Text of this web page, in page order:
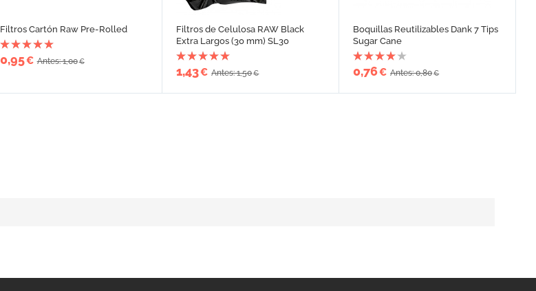
Filtros Cartón Raw Pre-Rolled
0,95€ Antes: 1,00€
Filtros de Celulosa RAW Black
Extra Largos (30 mm) SL30
1,43€ Antes: 1,50€
Boquillas Reutilizables Dank 7 Tips
Sugar Cane
0,76€ Antes: 0,80€